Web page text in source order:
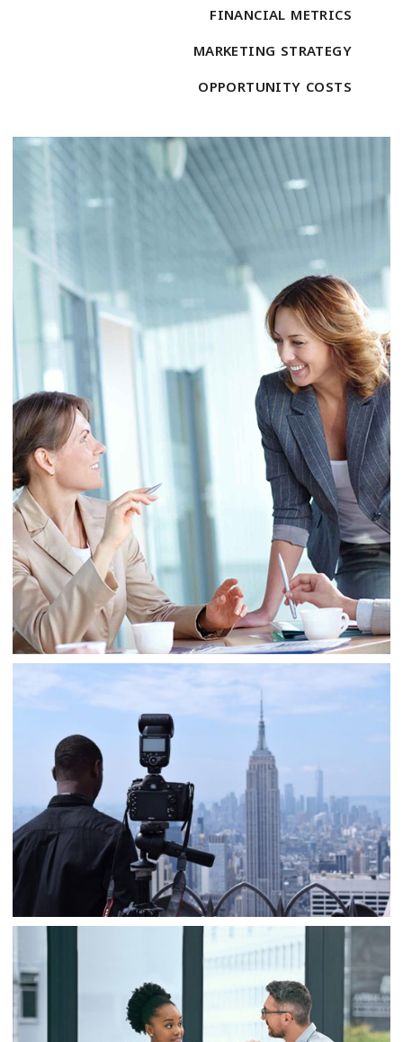
FINANCIAL METRICS
MARKETING STRATEGY
OPPORTUNITY COSTS
Consulting
Consulting
Project 7
Banking
Consulting
Business
Consulting
Project 8